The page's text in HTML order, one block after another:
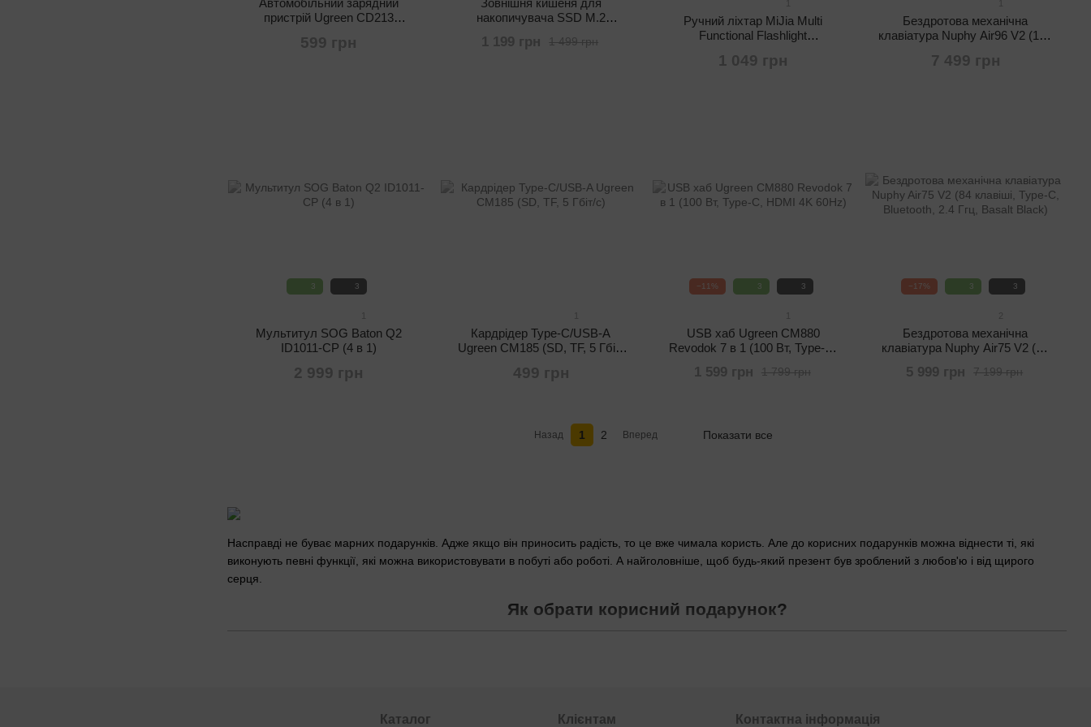
Насправді не буває марних подарунків. Адже якщо він приносить радість, то це вже чимала користь. Але до корисних подарунків можна віднести ті, які
виконують певні функції, які можна використовувати в побуті або роботі. А найголовніше, щоб будь-який презент був зроблений з любов'ю і від щирого
серця.
Як обрати корисний подарунок?
Автомобільний зарядний
пристрій Ugreen CD213
599 грн
Зовнішня кишеня для
накопичувача SSD M.2
(Type C, 10 Gbps, корпус для
1 499 грн
1 199 грн
Ручний ліхтар MiJia Multi
Functional Flashlight
USB-type C, 3100 мАг)
1 049 грн
Бездротова механічна
клавіатура Nuphy Air96 V2 (100
2.4 Ггц, RGB, Lunar Gray)
7 499 грн
3 3
Мультитул SOG Baton Q2
ID1011-CP (4 в 1)
2 999 грн
Кардрідер Type-C/USB-A
Ugreen CM185 (SD, TF, 5 Гбіт/
499 грн
−11% 3 3
USB хаб Ugreen CM880
Revodok 7 в 1 (100 Вт, Type-C,
1 799 грн
1 599 грн
−17% 3 3
Бездротова механічна
клавіатура Nuphy Air75 V2 (84
Ггц, Basalt Black)
7 199 грн
5 999 грн
Назад 1 2 Вперед Показати все
Каталог
Клієнтам
Контактна інформація